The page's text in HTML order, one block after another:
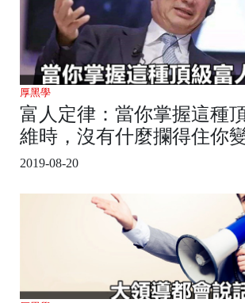
厚黑學
富人定律：當你掌握這種
維時，沒有什麼攔得住你
2019-08-20